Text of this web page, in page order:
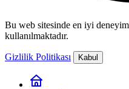
Bu web sitesinde en iyi
kullanılmaktadır.
Gizlilik Politikası Kabul